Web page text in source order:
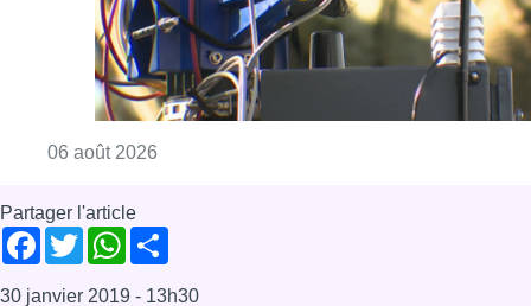
05 février 2019 - 14h27
Action sociale
Climat
réchauffement climatique
Actions pour le climat
Offres d’emploi